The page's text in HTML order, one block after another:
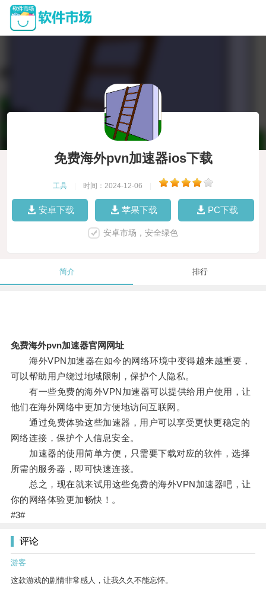
免费海外pvn加速器ios下载
工具 时间：2024-12-06
安卓下载 苹果下载 PC下载
安卓市场，安全绿色
简介 排行
免费海外pvn加速器官网网址
海外VPN加速器在如今的网络环境中变得越来越重要，
可以帮助用户绕过地域限制，保护个人隐私。
有一些免费的海外VPN加速器可以提供给用户使用，让
他们在海外网络中更加方便地访问互联网。
通过免费体验这些加速器，用户可以享受更快更稳定的
网络连接，保护个人信息安全。
加速器的使用简单方便，只需要下载对应的软件，选择
所需的服务器，即可快速连接。
总之，现在就来试用这些免费的海外VPN加速器吧，让
你的网络体验更加畅快！。
#3#
评论
游客
这款游戏的剧情非常感人，让我久久不能忘怀。